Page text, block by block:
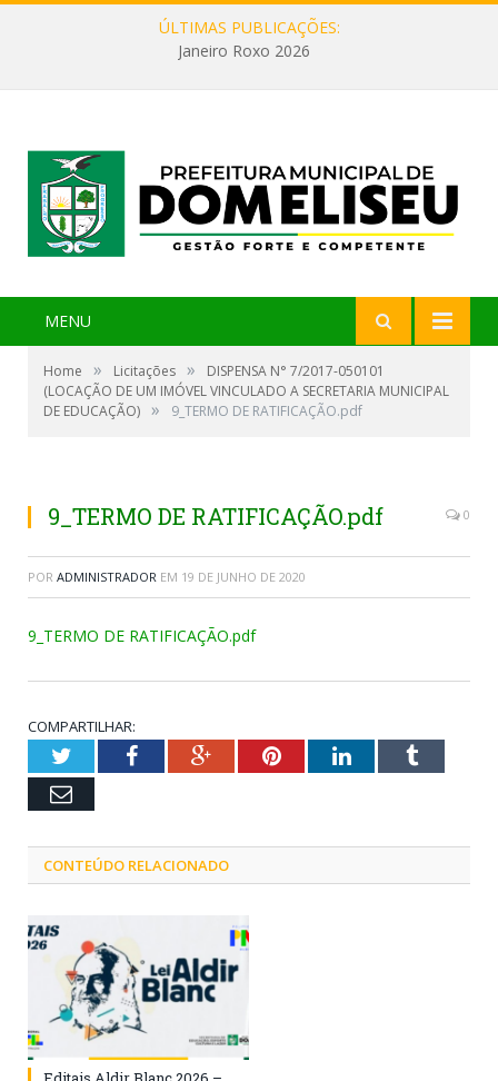
ÚLTIMAS PUBLICAÇÕES:
Janeiro Roxo 2026
MENU
Home » Licitações »
DISPENSA N° 7/2017-050101
(LOCAÇÃO DE UM IMÓVEL VINCULADO A SECRETARIA MUNICIPAL
DE EDUCAÇÃO) » 9_TERMO DE RATIFICAÇÃO.pdf
9_TERMO DE RATIFICAÇÃO.pdf 0
POR ADMINISTRADOR EM 19 DE JUNHO DE 2020
9_TERMO DE RATIFICAÇÃO.pdf
COMPARTILHAR:
TwitterFacebookGoogle+PinterestLinkedInTumblr
Email
CONTEÚDO RELACIONADO